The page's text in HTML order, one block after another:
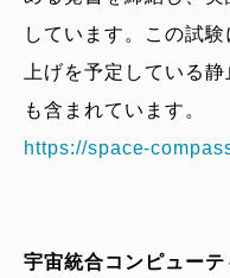
しています。この試
上げを予定している
も含まれています。
https://space-
宇宙統合コンピュー